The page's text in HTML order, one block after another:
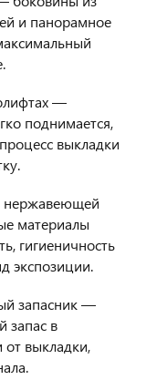
и панорамное
—
поднимается,
выкладки
нержавеющей
материалы
гигиеничность
экспозиции.
запасник —
запас в
от выкладки,